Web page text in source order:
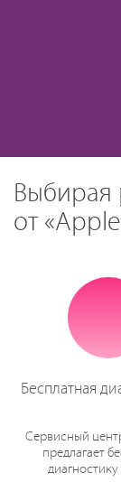
Выбирая
от
Бесплатная
Сервисный
предлагает
диагностику